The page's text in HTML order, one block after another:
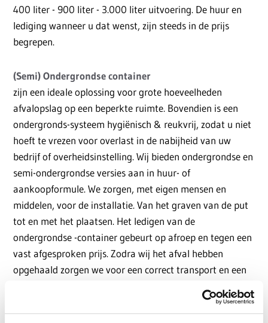
400 liter - 900 liter - 3.000 liter uitvoering. De huur en
lediging wanneer u dat wenst, zijn steeds in de prijs
begrepen.
(Semi) Ondergrondse container
zijn een ideale oplossing voor grote hoeveelheden
afvalopslag op een beperkte ruimte. Bovendien is een
ondergronds-systeem hygiënisch & reukvrij, zodat u niet
hoeft te vrezen voor overlast in de nabijheid van uw
bedrijf of overheidsinstelling. Wij bieden ondergrondse en
semi-ondergrondse versies aan in huur- of
aankoopformule. We zorgen, met eigen mensen en
middelen, voor de installatie. Van het graven van de put
tot en met het plaatsen. Het ledigen van de
ondergrondse -container gebeurt op afroep en tegen een
vast afgesproken prijs. Zodra wij het afval hebben
opgehaald zorgen we voor een correct transport en een